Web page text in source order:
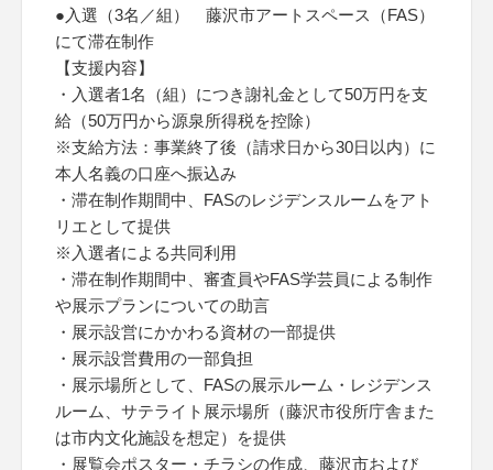
●入選（3名／組） 藤沢市アートスペース（FAS）
にて滞在制作
【支援内容】
・入選者1名（組）につき謝礼金として50万円を支
給（50万円から源泉所得税を控除）
※支給方法：事業終了後（請求日から30日以内）に
本人名義の口座へ振込み
・滞在制作期間中、FASのレジデンスルームをアト
リエとして提供
※入選者による共同利用
・滞在制作期間中、審査員やFAS学芸員による制作
や展示プランについての助言
・展示設営にかかわる資材の一部提供
・展示設営費用の一部負担
・展示場所として、FASの展示ルーム・レジデンス
ルーム、サテライト展示場所（藤沢市役所庁舎また
は市内文化施設を想定）を提供
・展覧会ポスター・チラシの作成、藤沢市および